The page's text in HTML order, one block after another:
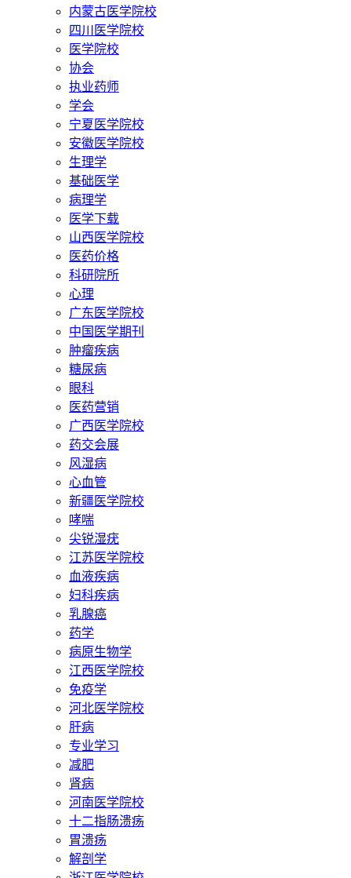
内蒙古医学院校
四川医学院校
医学院校
协会
执业药师
学会
宁夏医学院校
安徽医学院校
生理学
基础医学
病理学
医学下载
山西医学院校
医药价格
科研院所
心理
广东医学院校
中国医学期刊
肿瘤疾病
糖尿病
眼科
医药营销
广西医学院校
药交会展
风湿病
心血管
新疆医学院校
哮喘
尖锐湿疣
江苏医学院校
血液疾病
妇科疾病
乳腺癌
药学
病原生物学
江西医学院校
免疫学
河北医学院校
肝病
专业学习
减肥
肾病
河南医学院校
十二指肠溃疡
胃溃疡
解剖学